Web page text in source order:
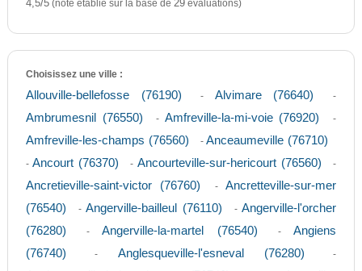
4,5/5(note établie sur la base de 29évaluations)
Choisissez une ville :
Allouville-bellefosse (76190) - Alvimare (76640) -
Ambrumesnil (76550) - Amfreville-la-mi-voie (76920) -
Amfreville-les-champs (76560) -Anceaumeville (76710)
-Ancourt (76370) -Ancourteville-sur-hericourt (76560) -
Ancretieville-saint-victor (76760) -Ancretteville-sur-mer
(76540)
-Angerville-bailleul (76110) -Angerville-l'orcher
(76280)
-Angerville-la-martel (76540) -Angiens
(76740)
- Anglesqueville-l'esneval (76280) -